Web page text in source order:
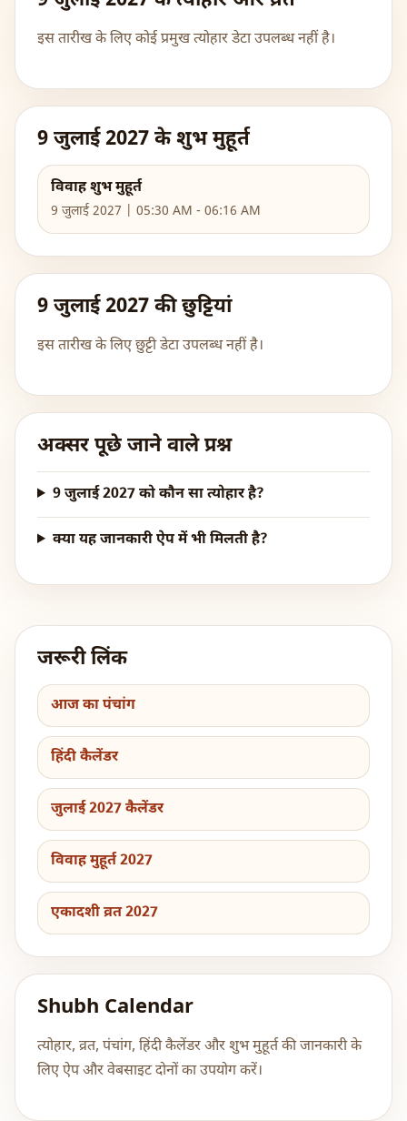
इस तारीख के लिए कोई प्रमुख त्योहार डेटा उपलब्ध नहीं है।
9 जुलाई 2027 के शुभ मुहूर्त
विवाह शुभ मुहूर्त
9 जुलाई 2027 | 05:30 AM - 06:16 AM
9 जुलाई 2027 की छुट्टियां
इस तारीख के लिए छुट्टी डेटा उपलब्ध नहीं है।
अक्सर पूछे जाने वाले प्रश्न
9 जुलाई 2027 को कौन सा त्योहार है?
क्या यह जानकारी ऐप में भी मिलती है?
जरूरी लिंक
आज का पंचांग
हिंदी कैलेंडर
जुलाई 2027 कैलेंडर
विवाह मुहूर्त 2027
एकादशी व्रत 2027
Shubh Calendar
त्योहार, व्रत, पंचांग, हिंदी कैलेंडर और शुभ मुहूर्त की जानकारी के
लिए ऐप और वेबसाइट दोनों का उपयोग करें।